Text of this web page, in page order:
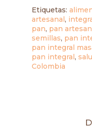
Etiquetas:
artesanal,
pan, pan
semillas, pan
pan integral
pan integral,
Colombia